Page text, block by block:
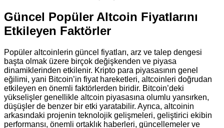
Güncel Popüler Altcoin Fiyatlarını
Etkileyen Faktörler
Popüler altcoinlerin güncel fiyatları, arz ve talep dengesi
başta olmak üzere birçok değişkenden ve piyasa
dinamiklerinden etkilenir. Kripto para piyasasının genel
eğilimi, yani Bitcoin’in fiyat hareketleri, altcoinleri doğrudan
etkileyen en önemli faktörlerden biridir. Bitcoin’deki
yükselişler genellikle altcoin piyasasına olumlu yansırken,
düşüşler de benzer bir etki yaratabilir. Ayrıca, altcoinin
arkasındaki projenin teknolojik gelişmeleri, geliştirici ekibin
performansı, önemli ortaklık haberleri, güncellemeler ve